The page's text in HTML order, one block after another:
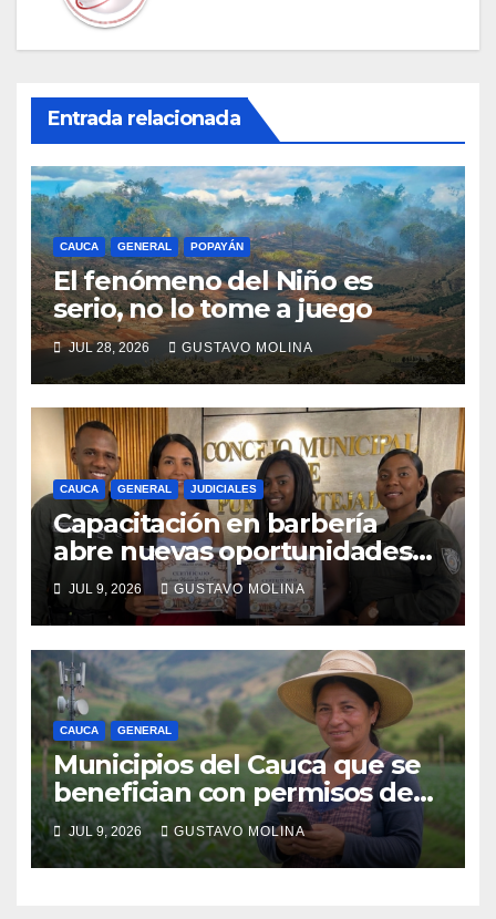
Entrada relacionada
CAUCA GENERAL POPAYÁN
El fenómeno del Niño es
serio, no lo tome a juego
JUL 28, 2026 GUSTAVO MOLINA
CAUCA GENERAL JUDICIALES
Capacitación en barbería
abre nuevas oportunidades
para los jóvenes de Puerto
Tejada, Cauca
JUL 9, 2026 GUSTAVO MOLINA
CAUCA GENERAL
Municipios del Cauca que se
benefician con permisos de
uso de la banda de 900 MHz.
para conectividad digital
JUL 9, 2026 GUSTAVO MOLINA